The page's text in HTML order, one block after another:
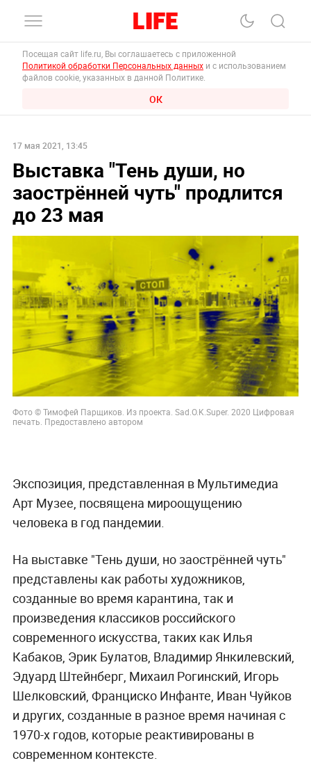
Посещая сайт life.ru, Вы соглашаетесь с приложенной
Политикой обработки Персональных данных и с использованием
файлов cookie, указанных в данной Политике.
ОК
17 мая 2021, 13:45
Выставка "Тень души, но
заострённей чуть" продлится
до 23 мая
Фото © Тимофей Парщиков. Из проекта. Sad.O.K.Super. 2020 Цифровая
печать. Предоставлено автором
Экспозиция, представленная в Мультимедиа
Арт Музее, посвящена мироощущению
человека в год пандемии.
На выставке "Тень души, но заострённей чуть"
представлены как работы художников,
созданные во время карантина, так и
произведения классиков российского
современного искусства, таких как Илья
Кабаков, Эрик Булатов, Владимир Янкилевский,
Эдуард Штейнберг, Михаил Рогинский, Игорь
Шелковский, Франциско Инфанте, Иван Чуйков
и других, созданные в разное время начиная с
1970-х годов, которые реактивированы в
современном контексте.